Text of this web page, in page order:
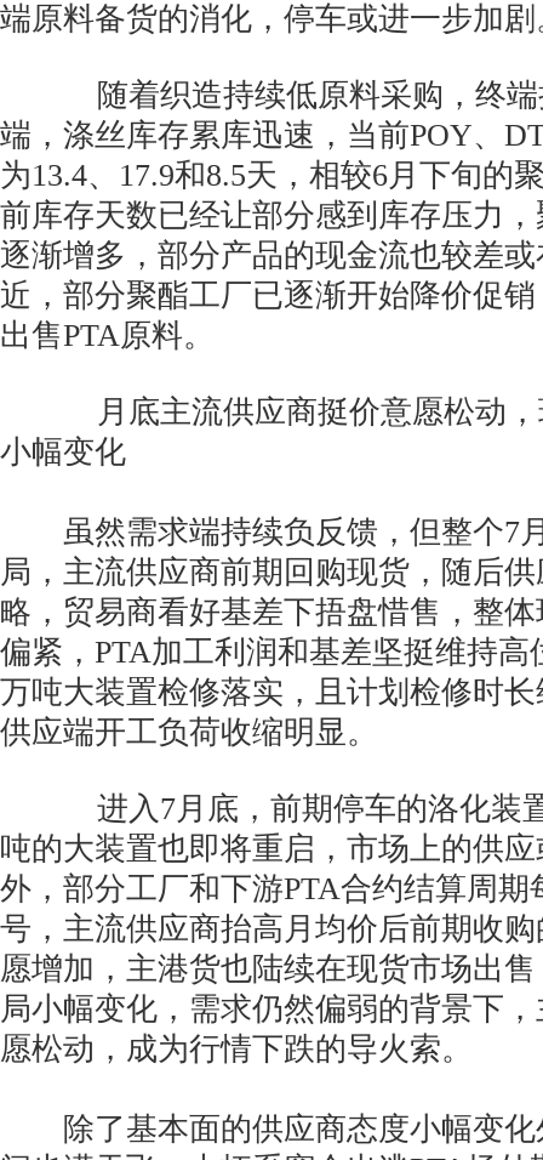
端原料备货的消化，停车或进一步加剧
随着织造持续低原料采购，终端
端，涤丝库存累库迅速，当前POY、
为13.4、17.9和8.5天，相较6月下旬的
前库存天数已经让部分感到库存压力
逐渐增多，部分产品的现金流也较差
近，部分聚酯工厂已逐渐开始降价促
出售PTA原料。
月底主流供应商挺价意愿松动，
小幅变化
虽然需求端持续负反馈，但整个7
局，主流供应商前期回购现货，随后
略，贸易商看好基差下捂盘惜售，整
偏紧，PTA加工利润和基差坚挺维持高
万吨大装置检修落实，且计划检修时
供应端开工负荷收缩明显。
进入7月底，前期停车的洛化装置
吨的大装置也即将重启，市场上的供
外，部分工厂和下游PTA合约结算周期
号，主流供应商抬高月均价后前期收
愿增加，主港货也陆续在现货市场出
局小幅变化，需求仍然偏弱的背景下
愿松动，成为行情下跌的导火索。
除了基本面的供应商态度小幅变化